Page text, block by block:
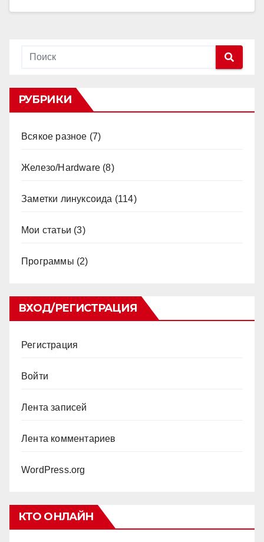
РУБРИКИ
Всякое разное (7)
Железо/Hardware (8)
Заметки линуксоида (114)
Мои статьи (3)
Программы (2)
ВХОД/РЕГИСТРАЦИЯ
Регистрация
Войти
Лента записей
Лента комментариев
WordPress.org
КТО ОНЛАЙН